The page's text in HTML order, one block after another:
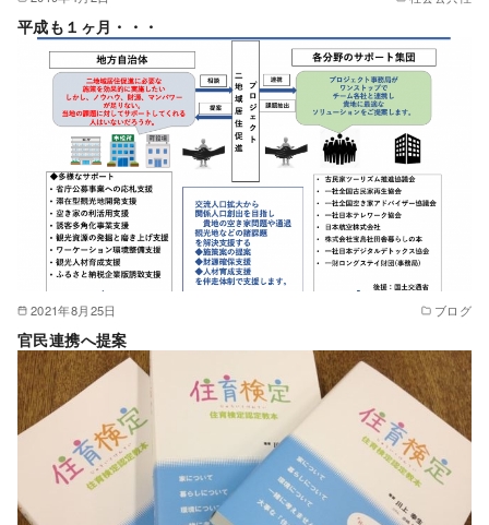
平成も１ヶ月・・・
2021年8月25日 ブログ
官民連携へ提案